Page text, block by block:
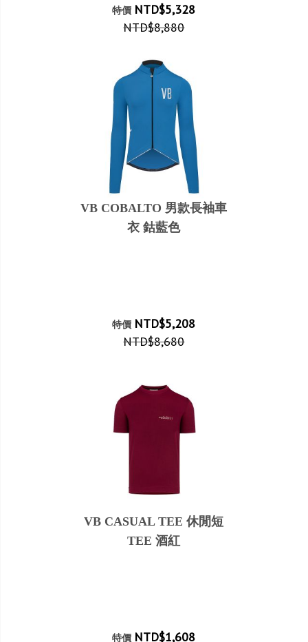
特價 NTD$5,328
NTD$8,880
VB COBALTO 男款長袖車
衣 鈷藍色
特價 NTD$5,208
NTD$8,680
VB CASUAL TEE 休閒短
TEE 酒紅
特價 NTD$1,608